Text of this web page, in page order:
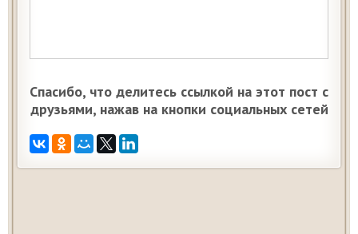
Спасибо, что делитесь ссылкой на этот пост с
друзьями, нажав на кнопки социальных сетей